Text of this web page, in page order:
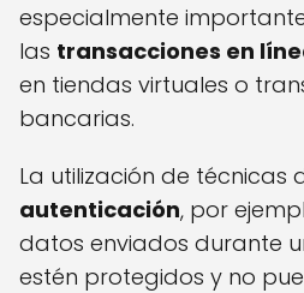
especialmente
las transacciones en
en tiendas virtuales o
bancarias.
La utilización de técnicas
autenticación, por
datos enviados durante
estén protegidos y no